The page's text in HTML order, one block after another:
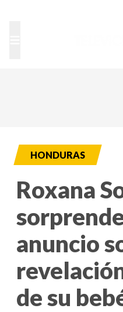
HONDURAS
Roxana
anuncio
de su